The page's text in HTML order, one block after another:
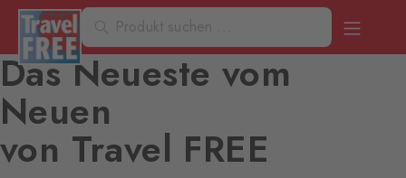
Das Neueste vom
Neuen
von Travel FREE